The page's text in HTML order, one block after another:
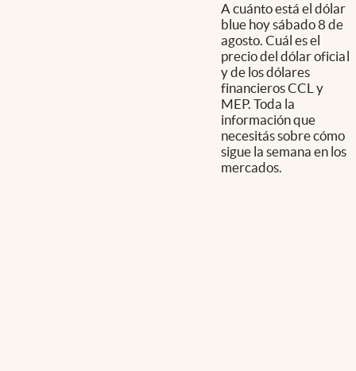
A cuánto está el dólar
blue hoy sábado 8 de
agosto. Cuál es el
precio del dólar oficial
y de los dólares
financieros CCL y
MEP. Toda la
información que
necesitás sobre cómo
sigue la semana en los
mercados.